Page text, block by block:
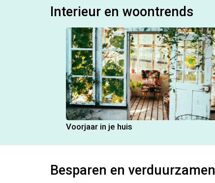
Interieur en woontrends
Voorjaar in je huis
Besparen en verduurzamen